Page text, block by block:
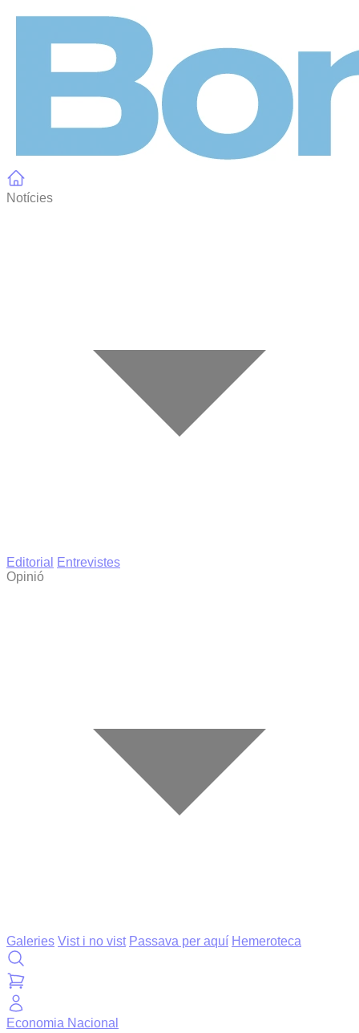
Notícies
Editorial
Entrevistes
Opinió
Galeries Vist i no vist Passava per aquí Hemeroteca
Economia Nacional